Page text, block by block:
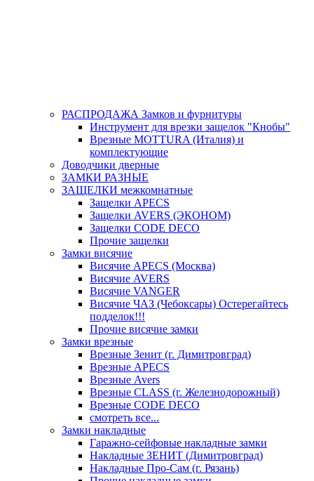
РАСПРОДАЖА Замков и фурнитуры
Инструмент для врезки защелок "Кнобы"
Врезные MOTTURA (Италия) и
комплектующие
Доводчики дверные
ЗАМКИ РАЗНЫЕ
ЗАЩЕЛКИ межкомнатные
Защелки APECS
Защелки AVERS (ЭКОНОМ)
Защелки CODE DECO
Прочие защелки
Замки висячие
Висячие APECS (Москва)
Висячие AVERS
Висячие VANGER
Висячие ЧАЗ (Чебоксары) Остерегайтесь
подделок!!!
Прочие висячие замки
Замки врезные
Врезные Зенит (г. Димитровград)
Врезные APECS
Врезные Avers
Врезные CLASS (г. Железнодорожный)
Врезные CODE DECO
смотреть все...
Замки накладные
Гаражно-сейфовые накладные замки
Накладные ЗЕНИТ (Димитровград)
Накладные Про-Сам (г. Рязань)